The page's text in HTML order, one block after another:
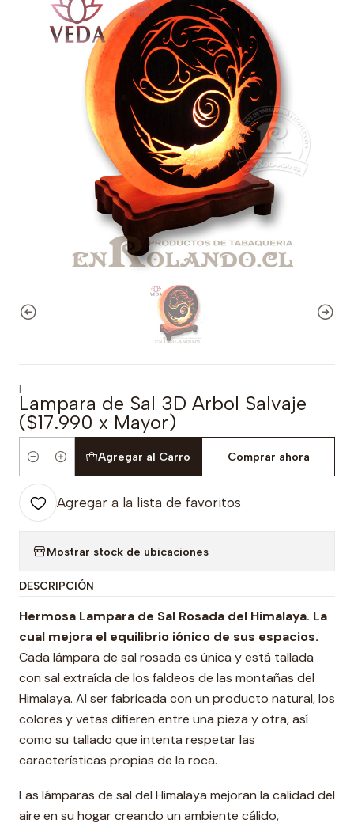
|
Lampara de Sal 3D Arbol Salvaje
($17.990 x Mayor)
Cantidad
Agregar al Carro Comprar ahora
Agregar a la lista de favoritos
Mostrar stock de ubicaciones
DESCRIPCIÓN
Hermosa Lampara de Sal Rosada del Himalaya. La
cual mejora el equilibrio iónico de sus espacios.
Cada lámpara de sal rosada es única y está tallada
con sal extraída de los faldeos de las montañas del
Himalaya. Al ser fabricada con un producto natural, los
colores y vetas difieren entre una pieza y otra, así
como su tallado que intenta respetar las
características propias de la roca.
Las lámparas de sal del Himalaya mejoran la calidad del
aire en su hogar creando un ambiente cálido,